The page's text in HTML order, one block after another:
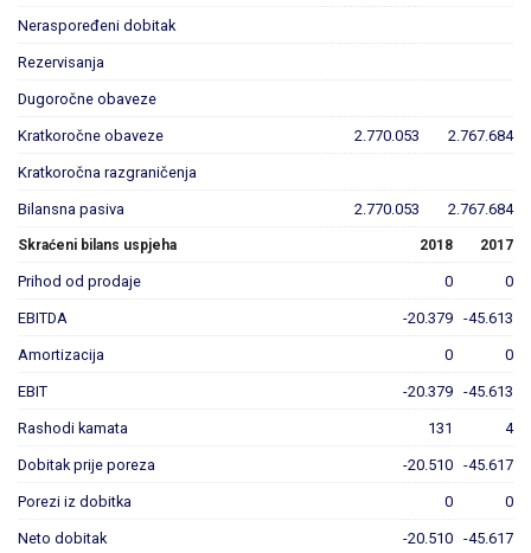
Neraspoređeni dobitak
Rezervisanja
Dugoročne obaveze
Kratkoročne obaveze 2.770.053 2.767.684
Kratkoročna razgraničenja
Bilansna pasiva 2.770.053 2.767.684
Skraćeni bilans uspjeha 2018 2017
Prihod od prodaje 0 0
EBITDA -20.379 -45.613
Amortizacija 0 0
EBIT -20.379 -45.613
Rashodi kamata 131 4
Dobitak prije poreza -20.510 -45.617
Porezi iz dobitka 0 0
Neto dobitak -20.510 -45.617